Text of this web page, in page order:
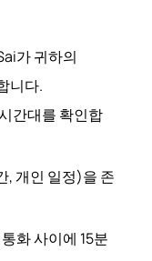
가 귀하의
니다.
간대를 확인합
, 개인 일정)을 존
화 사이에 15분